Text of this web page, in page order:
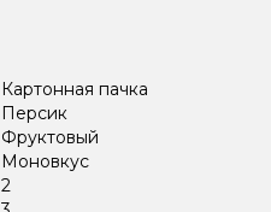
Картонная пачка
Персик
Фруктовый
Моновкус
2